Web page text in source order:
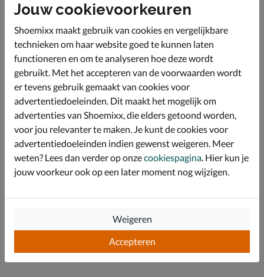
Speel, spring en dans door de sneeuw met deze te
Uitgevoerd in textiel en synthetisch materiaal.
De binnenkant is gevoerd met warm fake fur.
Voorzien van een grove zool met profiel voor veel grip.
Voorzien van een ritssluiting.
Specificaties
Over Snow Fun
Snowboots
Jouw cookievoorkeuren
Shoemixx maakt gebruik van cookies en vergelijkbare
technieken om haar website goed te kunnen laten
functioneren en om te analyseren hoe deze wordt
gebruikt. Met het accepteren van de voorwaarden wordt
er tevens gebruik gemaakt van cookies voor
advertentiedoeleinden. Dit maakt het mogelijk om
advertenties van Shoemixx, die elders getoond worden,
voor jou relevanter te maken. Je kunt de cookies voor
advertentiedoeleinden indien gewenst weigeren. Meer
weten? Lees dan verder op onzecookiespagina. Hier kun je
jouw voorkeur ook op een later moment nog wijzigen.
Accepteren
Weigeren